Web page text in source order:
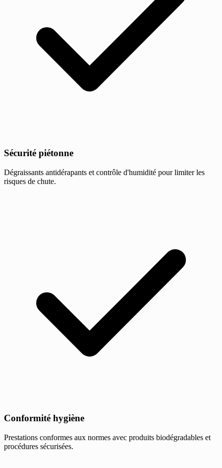
Sécurité piétonne
Dégraissants antidérapants et contrôle d'humidité pour limiter les
risques de chute.
Conformité hygiène
Prestations conformes aux normes avec produits biodégradables et
procédures sécurisées.